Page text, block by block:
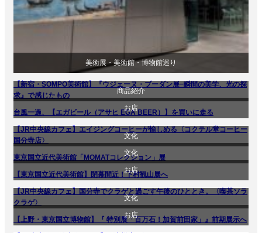
美術展・美術館・博物館巡り
【新宿・SOMPO美術館】『ウジェーヌ・ブーダン展−瞬間の美学、光の探
求』で感じたもの
商品紹介
台風一過、【エガビール（アサヒ EGA BEER）】を買いに走る
お店
贈り物・プレゼント
食べ物
【JR中央線カフェ】エイジングコーヒーが愉しめる〈コクテル堂コーヒー
国分寺店〉
文化
美術展・美術館・博物館巡り
東京国立近代美術館「MOMATコレクション」展
文化
美術展・美術館・博物館巡り
【東京国立近代美術館】閉幕間近！下村観山展へ
お店
食べ物
【JR中央線カフェ】国分寺でクラゲと過ごす午後のひととき。〈喫茶ソラ
クラゲ〉
文化
美術展・美術館・博物館巡り
【上野・東京国立博物館】『 特別展「百万石！加賀前田家」』前期展示へ
お店